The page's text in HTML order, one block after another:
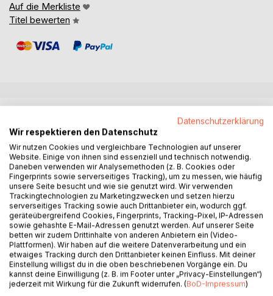
Auf die Merkliste
Titel bewerten
Dieses Werk von Tarah-Tanita Truderung untersucht
Strategien des Widerstands für Studierende mit
Rassismuserfahrungen an deutschen Hochschulen. Die
Arbeit bietet eine antirassistische und feministische
Analyse der deutschen Hochschullandschaft und
präsentiert praxisnahe Strategien zur Selbstorganisation
und Schaffung sicherer Lernräume.
Die Autorin, selbst eine afro-deutsche, Schwarze
(ehemalige) Studentin, verbindet theoretisches Wissen mit
einer politischen Haltung, die die Legitimität von
Selbstverteidigung betont. Sie fordert eine radikale
Datenschutzerklärung
Wir respektieren den Datenschutz
Wir nutzen Cookies und vergleichbare Technologien auf unserer
Website. Einige von ihnen sind essenziell und technisch notwendig.
Daneben verwenden wir Analysemethoden (z. B. Cookies oder
Fingerprints sowie serverseitiges Tracking), um zu messen, wie häufig
unsere Seite besucht und wie sie genutzt wird. Wir verwenden
Trackingtechnologien zu Marketingzwecken und setzen hierzu
serverseitiges Tracking sowie auch Drittanbieter ein, wodurch ggf.
geräteübergreifend Cookies, Fingerprints, Tracking-Pixel, IP-Adressen
sowie gehashte E-Mail-Adressen genutzt werden. Auf unserer Seite
betten wir zudem Drittinhalte von anderen Anbietern ein (Video-
Plattformen). Wir haben auf die weitere Datenverarbeitung und ein
etwaiges Tracking durch den Drittanbieter keinen Einfluss. Mit deiner
Einstellung willigst du in die oben beschriebenen Vorgänge ein. Du
kannst deine Einwilligung (z. B. im Footer unter „Privacy-Einstellungen“)
jederzeit mit Wirkung für die Zukunft widerrufen. (BoD-Impressum)